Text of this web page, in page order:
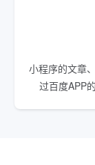
小程序的文章
过百度APP